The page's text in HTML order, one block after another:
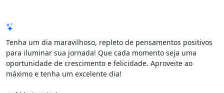
Tenha um dia maravilhoso, repleto de pensamentos positivos
para iluminar sua jornada! Que cada momento seja uma
oportunidade de crescimento e felicidade. Aproveite ao
máximo e tenha um excelente dia!